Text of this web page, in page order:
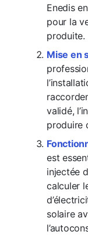
Enedis
pour la
produite.
Mise en
validé,
produire
est
injectée
calculer
solaire